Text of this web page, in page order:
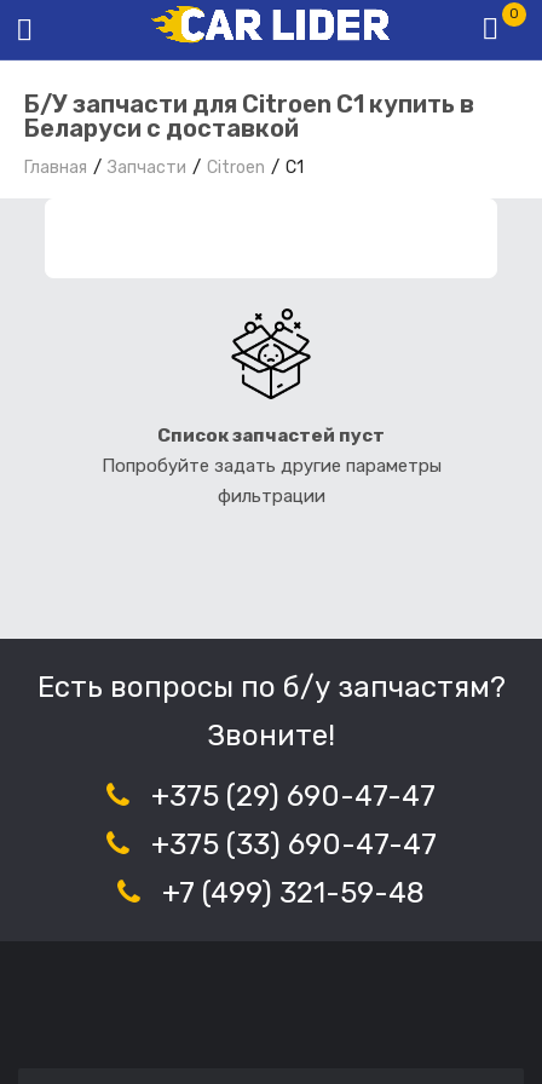
0
Б/У запчасти для Citroen C1 купить в
Беларуси с доставкой
Главная Запчасти Citroen C1
Список запчастей пуст
Попробуйте задать другие параметры
фильтрации
Есть вопросы по б/у запчастям?
Звоните!
+375 (29) 690-47-47
+375 (33) 690-47-47
+7 (499) 321-59-48